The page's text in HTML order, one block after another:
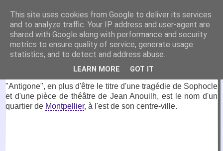
VirtuaFrance
Visitez la France depuis votre fauteuil.
7 février 2022
Antigone, Montpellier
"Antigone", en plus d'être le titre d'une tragédie de Sophocle
et d'une pièce de théâtre de Jean Anouilh, est le nom d'un
quartier de Montpellier, à l'est de son centre-ville.
This site uses cookies from Google to deliver its services
and to analyze traffic. Your IP address and user-agent are
shared with Google along with performance and security
metrics to ensure quality of service, generate usage
statistics, and to detect and address abuse.
LEARN MORE GOT IT